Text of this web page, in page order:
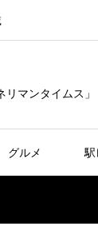
マンタイムス」
グルメ 駅